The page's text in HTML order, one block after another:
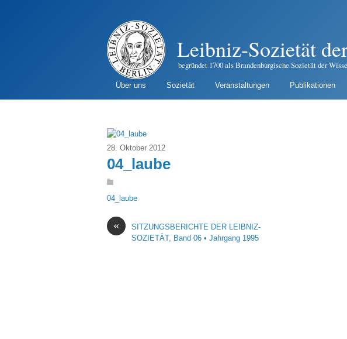
Leibniz-Sozietät
begründet 1700 als Brandenburgische Sozietät der
Über uns Sozietät Veranstaltungen Publikationen
28. Oktober 2012
04_laube
04_laube
«
SITZUNGSBERICHTE DER LEIBNIZ-
SOZIETÄT, Band 06 • Jahrgang 1995